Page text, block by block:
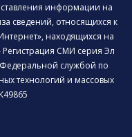
информации на
сведений, относящихся к
находящихся на
СМИ серия Эл
службой по
технологий и массовых